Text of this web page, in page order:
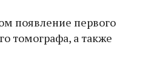
появление первого
томографа, а также
18:30 10 сентября 2025